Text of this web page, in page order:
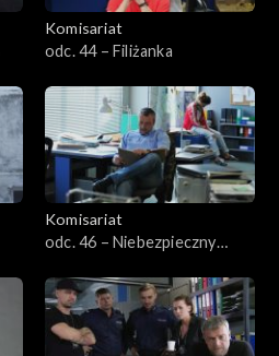
Komisariat
odc. 44 – Filiżanka
Komisariat
odc. 46 – Niebezpieczny